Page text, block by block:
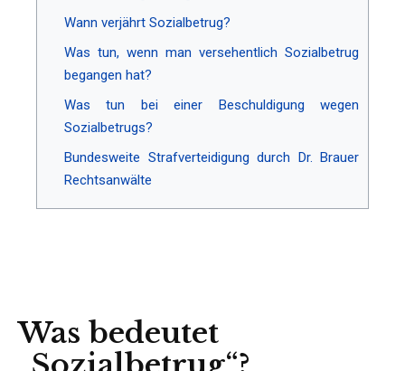
Wann verjährt Sozialbetrug?
Was tun, wenn man versehentlich Sozialbetrug
begangen hat?
Was tun bei einer Beschuldigung wegen
Sozialbetrugs?
Bundesweite Strafverteidigung durch Dr. Brauer
Rechtsanwälte
Was bedeutet